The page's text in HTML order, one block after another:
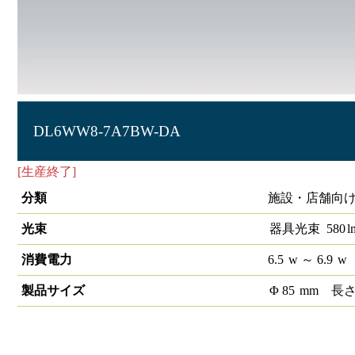
DL6WW8-7A7BW-DA
[生産終了]
分類
施設・店舗向
光束 器具光束 580
消費電力 6.5 w～ 6.9 w
製品サイズ Φ 85 mm 長